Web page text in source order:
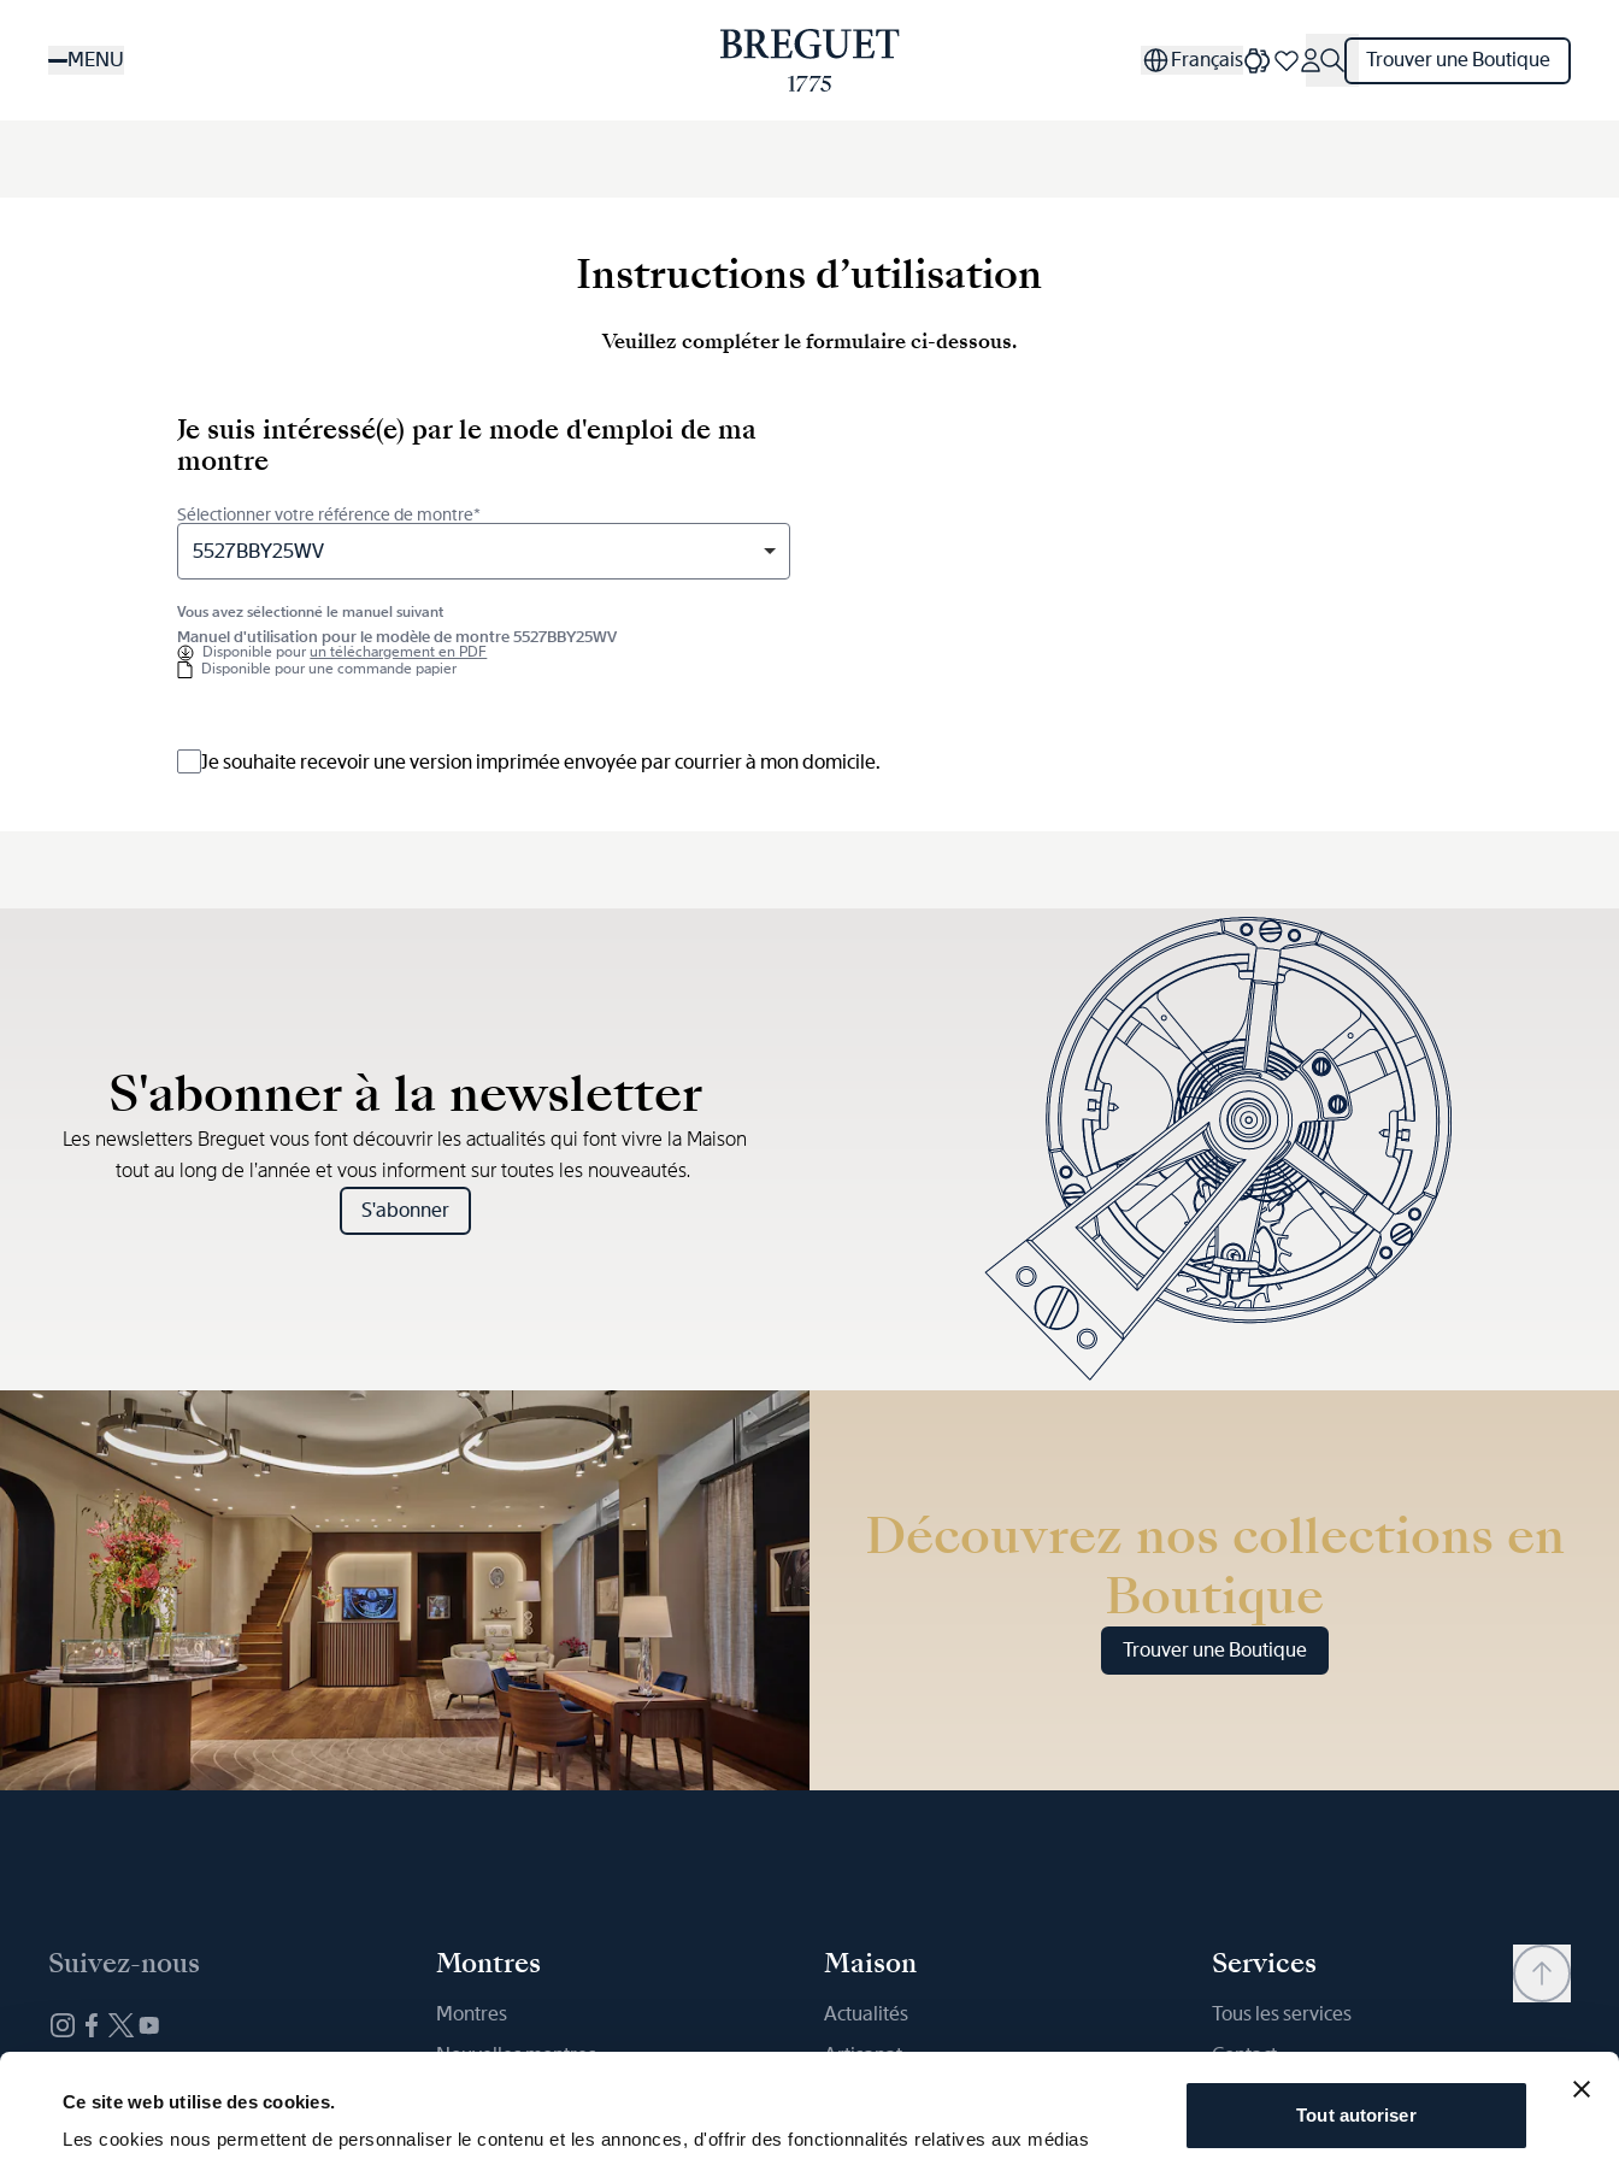
Ce site web utilise des cookies.
Les cookies nous permettent de personnaliser le contenu et les annonces, d'offrir des fonctionnalités relatives aux médias
Tout autoriser
MENU Français Trouver une Boutique
Instructions d’utilisation
Veuillez compléter le formulaire ci-dessous.
Je suis intéressé(e) par le mode d'emploi de ma
montre
Sélectionner votre référence de montre*
5527BBY25WV
Vous avez sélectionné le manuel suivant
Manuel d'utilisation pour le modèle de montre 5527BBY25WV
Disponible pourun téléchargement en PDF
Disponible pour une commande papier
Je souhaite recevoir une version imprimée envoyée par courrier à mon domicile.
S'abonner à la newsletter
Les newsletters Breguet vous font découvrir les actualités qui font vivre la Maison
tout au long de l’année et vous informent sur toutes les nouveautés.
S'abonner
Découvrez nos collections en
Boutique
Trouver une Boutique
Suivez-nous Montres
Montres
Nouvelles montres
Maison
Actualités
Artisanat
Durabilité
Services
Tous les services
Contact